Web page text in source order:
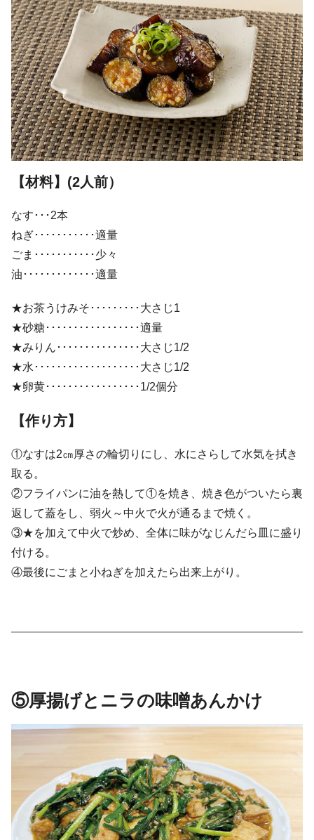
【材料】 (2人前）
なす･･･2本
ねぎ･･･････････適量
ごま･･･････････少々
油･････････････適量
★お茶うけみそ･････････大さじ1
★砂糖･････････････････適量
★みりん･･･････････････大さじ1/2
★水･･･････････････････大さじ1/2
★卵黄･････････････････1/2個分
【作り方】
①なすは2㎝厚さの輪切りにし、水にさらして水気を拭き
取る。
②フライパンに油を熱して①を焼き、焼き色がついたら裏
返して蓋をし、弱火～中火で火が通るまで焼く。
③★を加えて中火で炒め、全体に味がなじんだら皿に盛り
付ける。
④最後にごまと小ねぎを加えたら出来上がり。
⑤厚揚げとニラの味噌あんかけ